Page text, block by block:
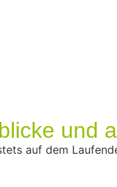
und
auf dem